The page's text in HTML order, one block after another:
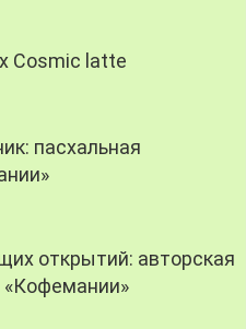
Cosmic latte
пасхальная
открытий: авторская
«Кофемании»